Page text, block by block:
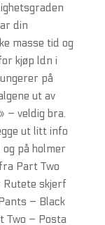
din
masse tid og
kjøp ldn i
på
ut av
– veldig bra.
ut litt info
på holmer
Part Two
Rutete skjerf
– Black
Two – Posta